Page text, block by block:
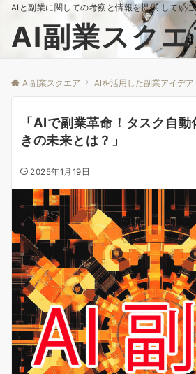
AIと副業に関しての考察と情報を提供 してい
AI副業スク
AI副業スクエア AIを活用した副業アイデア
「AIで副業革命！タスク自
きの未来とは？」
2025年1月19日